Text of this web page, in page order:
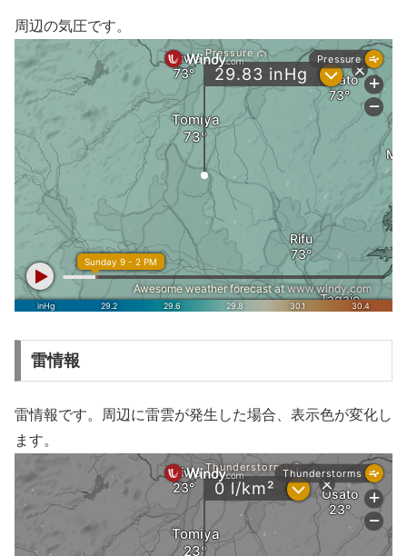
周辺の気圧です。
雷情報
雷情報です。周辺に雷雲が発生した場合、表示色が変化し
ます。